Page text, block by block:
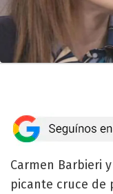
Carmen Barbieri
picante cruce de